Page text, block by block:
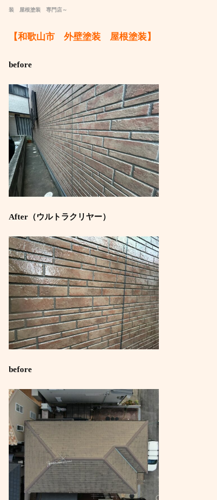
装 屋根塗装 専門店～
【和歌山市 外壁塗装 屋根塗装】
before
After（ウルトラクリヤー）
before